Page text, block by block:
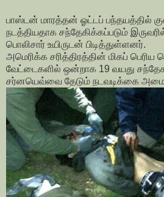
பாஸ்டன் மாரத்தன் ஓட்டப் பந்தயத்தில்
நடத்தியதாக சந்தேகிக்கப்படும்
பொலிசார் உயிருடன் பிடித்துள்ளனர்.
அமெரிக்க சரித்திரத்தின் மிகப் பெரிய
வேட்டைகளில் ஒன்றாக 19 வயது
சர்னயெவ்வை தேடும் நடவடிக்கை